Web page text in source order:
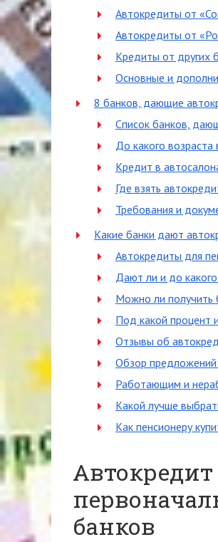
Автокредиты от
Автокредиты от
Кредиты от других
Основные и
8 банков, дающие
Список банков,
До какого
Кредит в
Где взять
Требования и
Какие банки дают
Автокредиты для
Дают ли и до
Можно ли получить
Под какой процент
Отзывы об
Обзор
Работающим и
Какой лучше
Как пенсионеру
банков